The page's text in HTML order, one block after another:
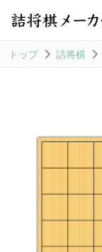
トップ 詰将棋